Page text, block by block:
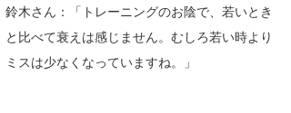
鈴木さん：「トレーニングのお陰で、若いとき
と比べて衰えは感じません。むしろ若い時より
ミスは少なくなっていますね。」
喜納海人
KID
KOBU